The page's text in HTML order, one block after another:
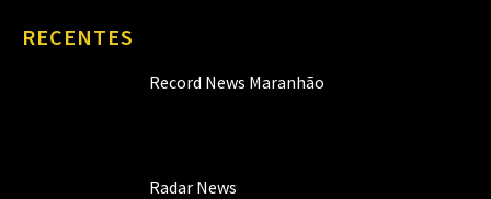
RECENTES
Record News Maranhão
Radar News